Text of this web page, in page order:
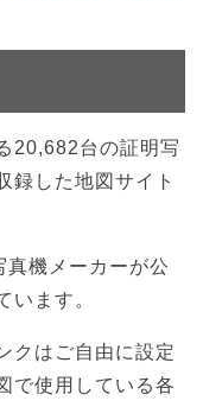
20,682台の証明写
録した地図サイト
機メーカーが公
います。
クはご自由に設定
で使用している各